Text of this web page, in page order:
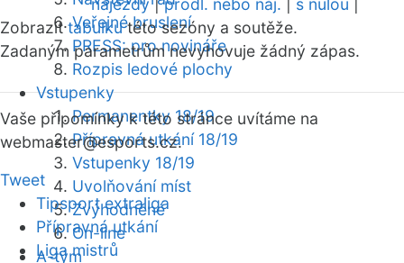
Veřejné bruslení
PRESS: pro novináře
Rozpis ledové plochy
Vstupenky
Permanentky 18/19
Přípravná utkání 18/19
Vstupenky 18/19
Uvolňování míst
Zvýhodněné
On-line
A-tým
nájezdy|prodl. nebo náj. s nulou
Zobrazittabulkutéto sezóny a soutěže.
Zadaným parametrům nevyhovuje žádný zápas.
Vaše připomínky k této stránce uvítáme na
webmaster@esports.cz.
Tweet
Tipsport extraliga
Přípravná utkání
Liga mistrů